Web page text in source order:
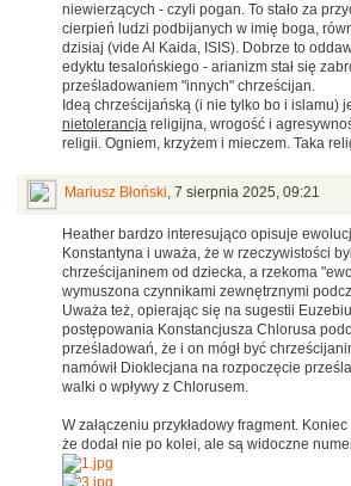
niewierzących - czyli pogan. To stało za
cierpień ludzi podbijanych w imię boga,
dzisiaj (vide Al Kaida, ISIS). Dobrze to
edyktu tesalońskiego - arianizm stał się
prześladowaniem "innych" chrześcijan.
Ideą chrześcijańską (i nie tylko bo i islamu)
nietolerancja religijna, wrogość i
religii. Ogniem, krzyżem i mieczem. Taka
Mariusz Błoński, 7 sierpnia 2025, 09:21
Heather bardzo interesująco opisuje
Konstantyna i uważa, że w rzeczywistości
chrześcijaninem od dziecka, a rzekoma
wymuszona czynnikami zewnętrznymi
Uważa też, opierając się na sugestii
postępowania Konstancjusza Chlorusa
prześladowań, że i on mógł być
namówił Dioklecjana na rozpoczęcie
walki o wpływy z Chlorusem.
W załączeniu przykładowy fragment.
że dodał nie po kolei, ale są widoczne